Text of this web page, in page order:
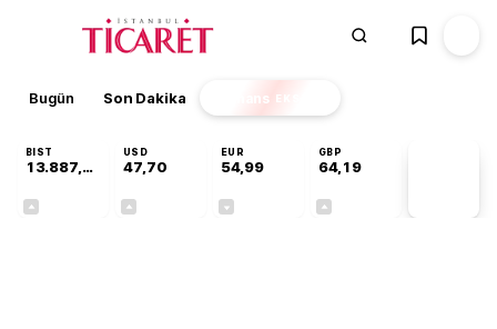
Bugün Son Dakika Finans EKSTRA
BIST
13.887,29
USD
47,70
EUR
54,99
GBP
64,19